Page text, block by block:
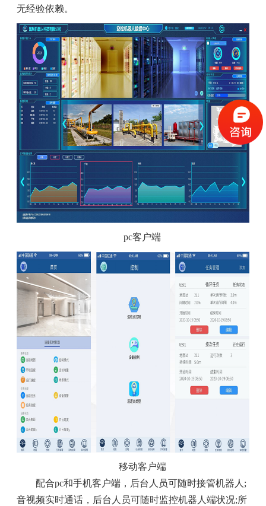
无经验依赖。
pc客户端
移动客户端
配合pc和手机客户端，后台人员可随时接管机器人;
音视频实时通话，后台人员可随时监控机器人端状况;所